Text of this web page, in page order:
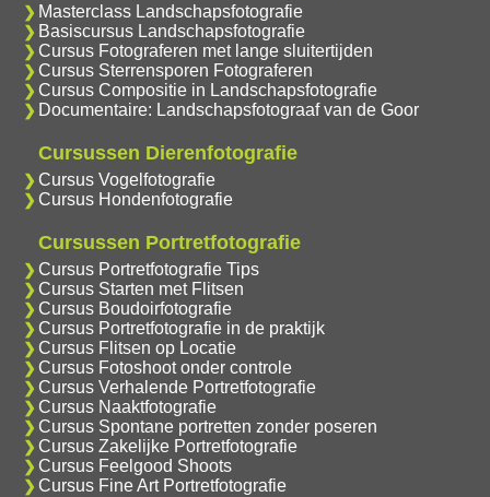
Masterclass Landschapsfotografie
Basiscursus Landschapsfotografie
Cursus Fotograferen met lange sluitertijden
Cursus Sterrensporen Fotograferen
Cursus Compositie in Landschapsfotografie
Documentaire: Landschapsfotograaf van de Goor
Cursussen Dierenfotografie
Cursus Vogelfotografie
Cursus Hondenfotografie
Cursussen Portretfotografie
Cursus Portretfotografie Tips
Cursus Starten met Flitsen
Cursus Boudoirfotografie
Cursus Portretfotografie in de praktijk
Cursus Flitsen op Locatie
Cursus Fotoshoot onder controle
Cursus Verhalende Portretfotografie
Cursus Naaktfotografie
Cursus Spontane portretten zonder poseren
Cursus Zakelijke Portretfotografie
Cursus Feelgood Shoots
Cursus Fine Art Portretfotografie